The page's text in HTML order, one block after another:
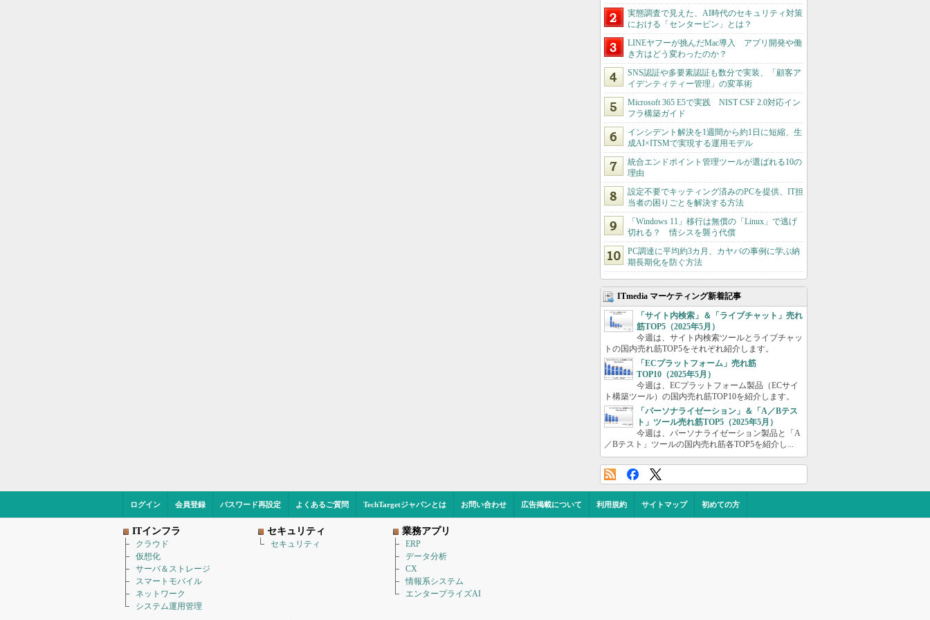
実態調査で見えた、AI時代のセキュリティ対策
における「センターピン」とは？
LINEヤフーが挑んだMac導入 アプリ開発や働
き方はどう変わったのか？
SNS認証や多要素認証も数分で実装、「顧客ア
イデンティティー管理」の変革術
Microsoft 365 E5で実践 NIST CSF 2.0対応イン
フラ構築ガイド
インシデント解決を1週間から約1日に短縮、生
成AI×ITSMで実現する運用モデル
統合エンドポイント管理ツールが選ばれる10の
理由
設定不要でキッティング済みのPCを提供、IT担
当者の困りごとを解決する方法
「Windows 11」移行は無償の「Linux」で逃げ
切れる？ 情シスを襲う代償
PC調達に平均約3カ月、カヤバの事例に学ぶ納
期長期化を防ぐ方法
ITmedia マーケティング新着記事
「サイト内検索」＆「ライブチャット」売れ
筋TOP5（2025年5月）
今週は、サイト内検索ツールとライブチャッ
トの国内売れ筋TOP5をそれぞれ紹介します。
「ECプラットフォーム」売れ筋
TOP10（2025年5月）
今週は、ECプラットフォーム製品（ECサイ
ト構築ツール）の国内売れ筋TOP10を紹介します。
「パーソナライゼーション」＆「A／Bテス
ト」ツール売れ筋TOP5（2025年5月）
今週は、パーソナライゼーション製品と「A
／Bテスト」ツールの国内売れ筋各TOP5を紹介し...
ログイン 会員登録 パスワード再設定 よくあるご質問 TechTargetジャパンとは お問い合わせ 広告掲載について 利用規約 サイトマップ 初めての方
ITインフラ
クラウド
仮想化
サーバ＆ストレージ
スマートモバイル
ネットワーク
システム運用管理
セキュリティ
セキュリティ
業務アプリ
ERP
データ分析
CX
情報系システム
エンタープライズAI